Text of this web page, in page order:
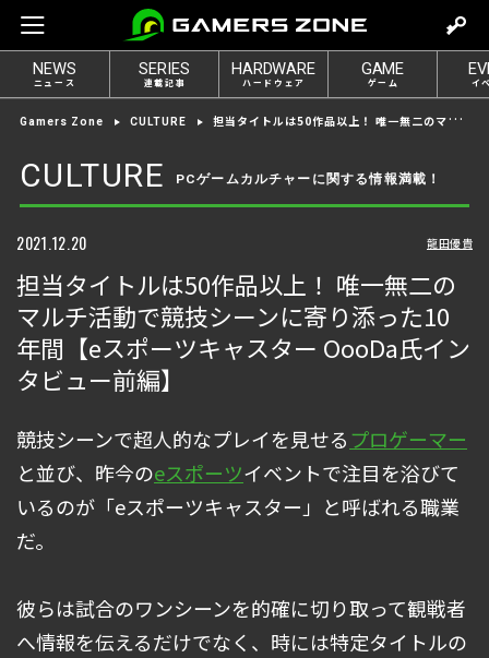
e
t
l
o
g
n
NEWS
ニュース
SERIES
連載記事
HARDWARE
ハードウェア
GAME
ゲーム イ
Gamers Zone CULTURE 担当タイトルは50作品以上！ 唯一無二のマルチ活動で競技シーンに寄り添った10年間【eスポーツキャスター OooDa氏インタビュー前編】
CULTURE PCゲームカルチャーに関する情報満載！
2021.12.20 龍田優貴
担当タイトルは50作品以上！ 唯一無二の
マルチ活動で競技シーンに寄り添った10
年間【eスポーツキャスター OooDa氏イン
タビュー前編】
競技シーンで超人的なプレイを見せるプロゲーマー
と並び、昨今のeスポーツイベントで注目を浴びて
いるのが「eスポーツキャスター」と呼ばれる職業
だ。
彼らは試合のワンシーンを的確に切り取って観戦者
へ情報を伝えるだけでなく、時には特定タイトルの